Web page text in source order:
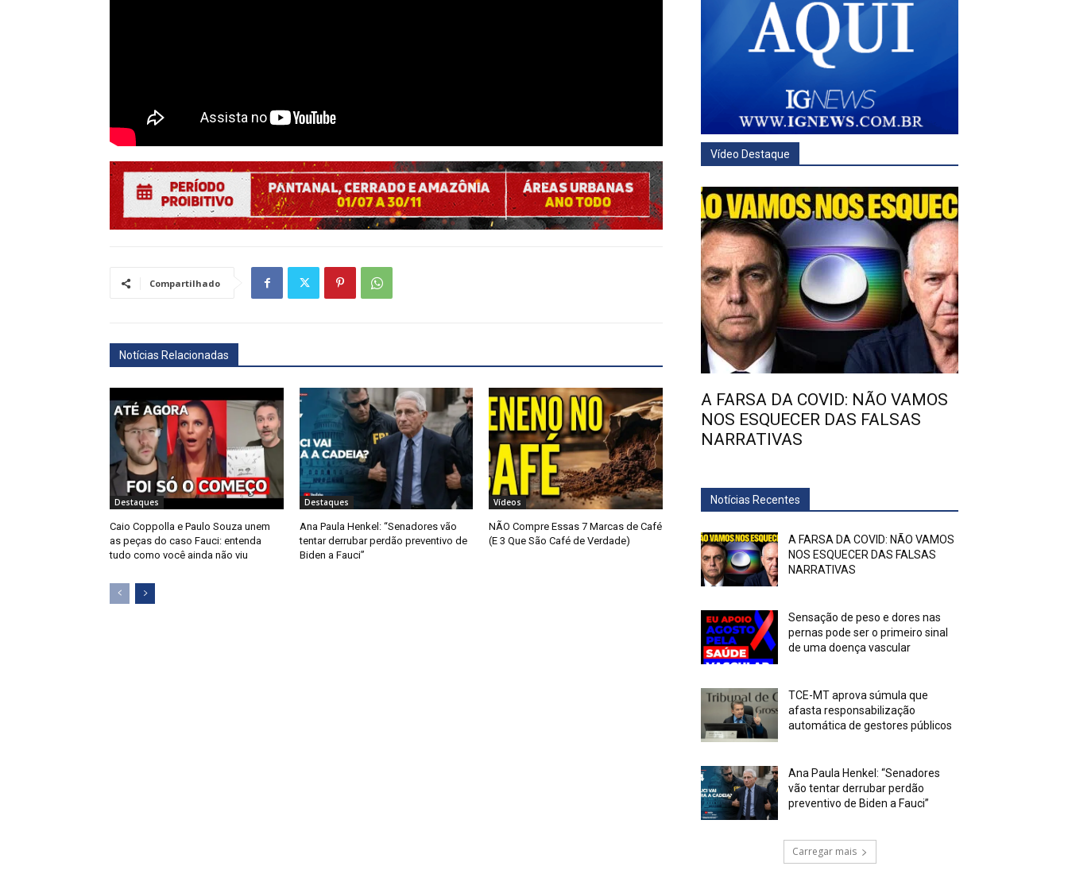
Compartilhado
Notícias Relacionadas
Destaques
Caio Coppolla e Paulo Souza unem
as peças do caso Fauci: entenda
tudo como você ainda não viu
Destaques
Ana Paula Henkel: “Senadores vão
tentar derrubar perdão preventivo de
Biden a Fauci”
Vídeos
NÃO Compre Essas 7 Marcas de Café
(E 3 Que São Café de Verdade)
Vídeo Destaque
A FARSA DA COVID: NÃO VAMOS
NOS ESQUECER DAS FALSAS
NARRATIVAS
Notícias Recentes
A FARSA DA COVID: NÃO VAMOS
NOS ESQUECER DAS FALSAS
NARRATIVAS
Sensação de peso e dores nas
pernas pode ser o primeiro sinal
de uma doença vascular
TCE-MT aprova súmula que
afasta responsabilização
automática de gestores públicos
Ana Paula Henkel: “Senadores
vão tentar derrubar perdão
preventivo de Biden a Fauci”
Carregar mais